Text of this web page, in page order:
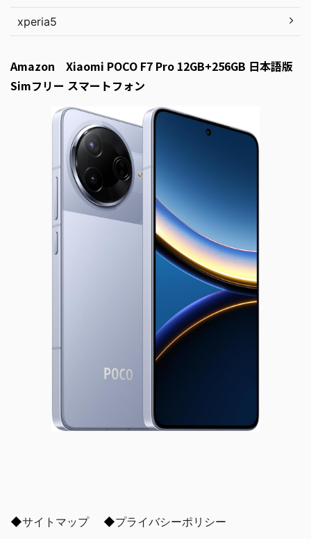
xperia5
Amazon Xiaomi POCO F7 Pro 12GB+256GB 日本語版
Simフリー スマートフォン
◆サイトマップ◆プライバシーポリシー